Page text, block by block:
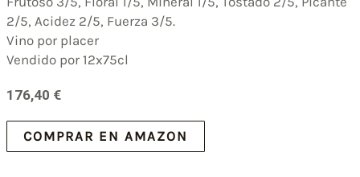
2/5, Acidez 2/5, Fuerza 3/5.
Vino por placer
Vendido por 12x75cl
176,40 €
COMPRAR EN AMAZON